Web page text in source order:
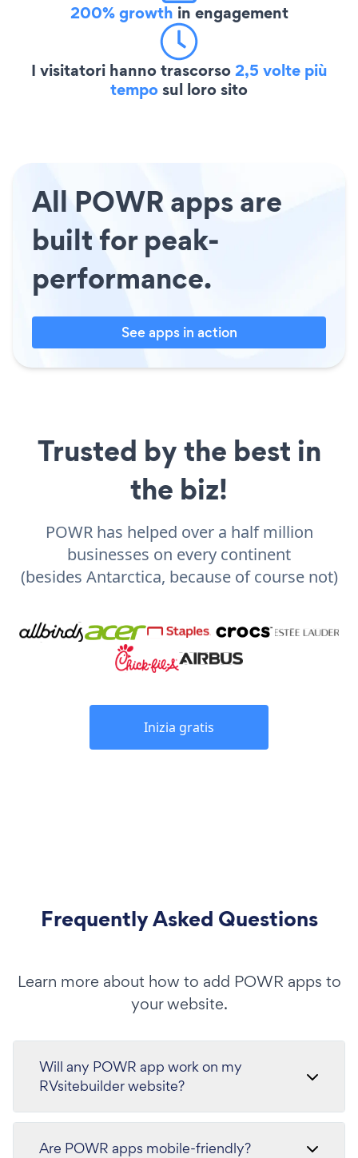
200% growth in engagement
I visitatori hanno trascorso2,5 volte più
temposul loro sito
All POWR apps are
built for peak-
performance.
See apps in action
Trusted by the best in
the biz!
POWR has helped over a half million
businesses on every continent
(besides Antarctica, because of course not)
Inizia gratis
Frequently Asked Questions
Learn more about how to add POWR apps to
your website.
Will any POWR app work on my
RVsitebuilder website?
Are POWR apps mobile-friendly?